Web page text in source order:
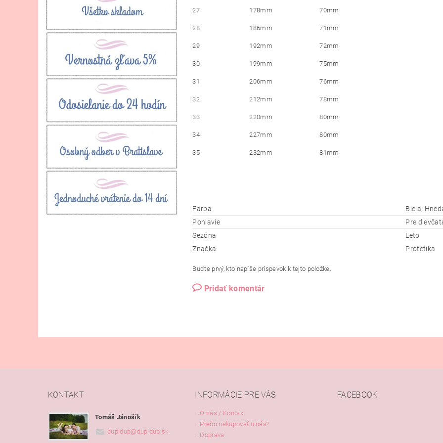
27 178mm 70mm
28 186mm 71mm
29 192mm 72mm
30 199mm 75mm
31 206mm 76mm
32 212mm 78mm
33 220mm 80mm
34 227mm 80mm
35 232mm 81mm
Farba
Biela,
Pohlavie
Pre
Sezóna
Leto
Značka
Protetika
Buďte prvý, kto napíše príspevok k tejto položke.
Pridať komentár
KONTAKT
Tomáš Jánošík
dupidup@dupidup.sk
INFORMÁCIE PRE VÁS
O nás / Kontakt
Prečo nakupovať u nás?
Doprava
FACEBOOK